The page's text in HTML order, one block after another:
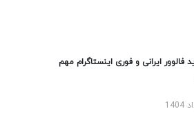
فالوور ایرانی و فوری اینستاگرام مهم